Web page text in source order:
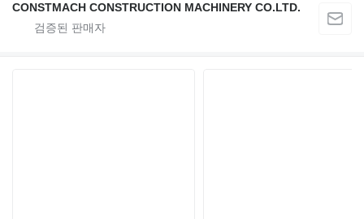
CONSTMACH CONSTRUCTION MACHINERY CO.LTD.